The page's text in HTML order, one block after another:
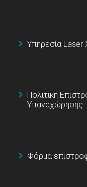
Υπηρεσία
Πολιτική
Υπαναχώρησης
Φόρμα